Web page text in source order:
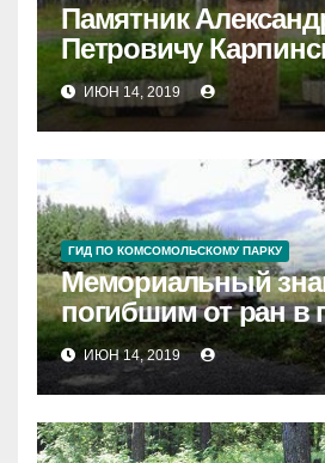
Памятник
Петровичу
ИЮН 14, 2019
ГИД ПО КОМСОМОЛЬСКОМУ ПАРКУ
Мемориальный
погибшим от ран в
ИЮН 14, 2019